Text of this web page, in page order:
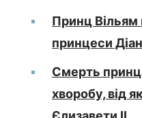
Принц
принцеси
Смерть
хворобу, від